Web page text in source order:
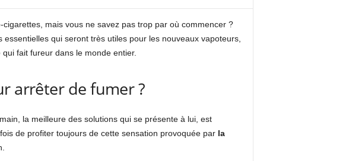
mais vous ne savez pas trop par où commencer ?
qui seront très utiles pour les nouveaux vapoteurs,
fait fureur dans le monde entier.
arrêter de fumer ?
la meilleure des solutions qui se présente à lui, est
de profiter toujours de cette sensation provoquée par la